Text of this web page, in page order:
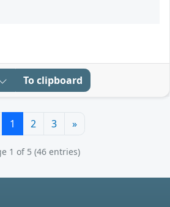
To clipboard
1 2 3 »
1 of 5 (46 entries)